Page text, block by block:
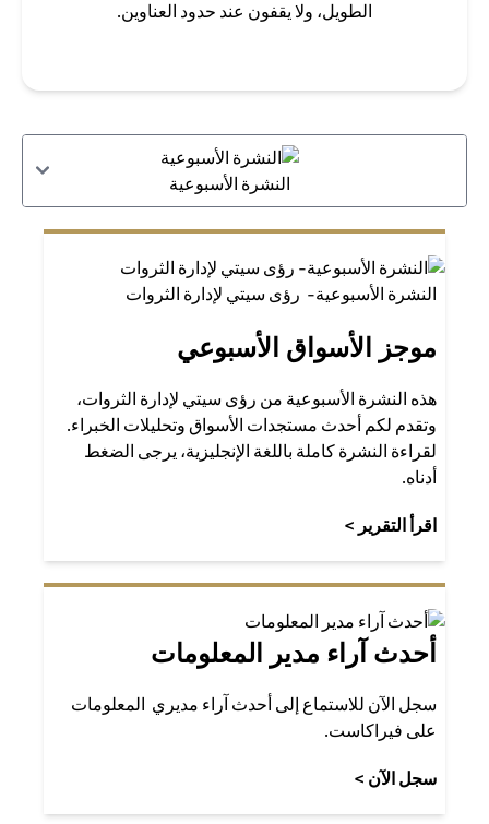
الطويل، ولا يقفون عند حدود العناوين.
النشرة الأسبوعية
النشرة الأسبوعية- رؤى سيتي لإدارة الثروات
موجز الأسواق الأسبوعي
هذه النشرة الأسبوعية من رؤى سيتي لإدارة الثروات،
وتقدم لكم أحدث مستجدات الأسواق وتحليلات الخبراء.
لقراءة النشرة كاملة باللغة الإنجليزية، يرجى الضغط
أدناه.
اقرأ التقرير >
أحدث آراء مدير المعلومات
سجل الآن للاستماع إلى أحدث آراء مديري المعلومات
على فيراكاست.
سجل الآن >